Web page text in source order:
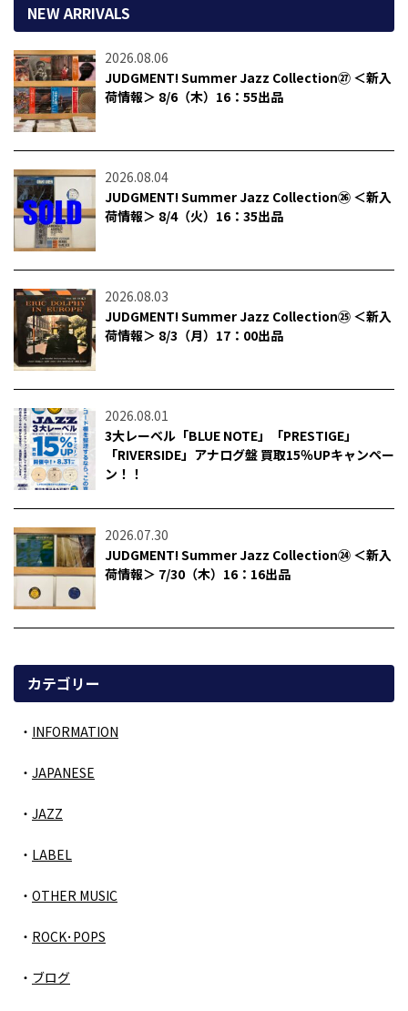
NEW ARRIVALS
2026.08.06
JUDGMENT! Summer Jazz Collection㉗ ＜新入
荷情報＞ 8/6（木）16：55出品
2026.08.04
JUDGMENT! Summer Jazz Collection㉖ ＜新入
荷情報＞ 8/4（火）16：35出品
2026.08.03
JUDGMENT! Summer Jazz Collection㉕ ＜新入
荷情報＞ 8/3（月）17：00出品
2026.08.01
3大レーベル「BLUE NOTE」「PRESTIGE」
「RIVERSIDE」アナログ盤 買取15％UPキャンペー
ン！！
2026.07.30
JUDGMENT! Summer Jazz Collection㉔ ＜新入
荷情報＞ 7/30（木）16：16出品
カテゴリー
INFORMATION
JAPANESE
JAZZ
LABEL
OTHER MUSIC
ROCK･POPS
ブログ